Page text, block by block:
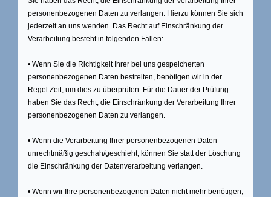
personenbezogenen Daten zu verlangen. Hierzu können Sie sich
jederzeit an uns wenden. Das Recht auf Einschränkung der
Verarbeitung besteht in folgenden Fällen:
• Wenn Sie die Richtigkeit Ihrer bei uns gespeicherten
personenbezogenen Daten bestreiten, benötigen wir in der
Regel Zeit, um dies zu überprüfen. Für die Dauer der Prüfung
haben Sie das Recht, die Einschränkung der Verarbeitung Ihrer
personenbezogenen Daten zu verlangen.
• Wenn die Verarbeitung Ihrer personenbezogenen Daten
unrechtmäßig geschah/geschieht, können Sie statt der Löschung
die Einschränkung der Datenverarbeitung verlangen.
• Wenn wir Ihre personenbezogenen Daten nicht mehr benötigen,